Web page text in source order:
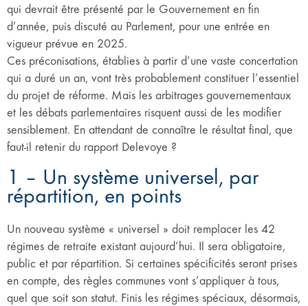
qui devrait être présenté par le Gouvernement en fin
d’année, puis discuté au Parlement, pour une entrée en
vigueur prévue en 2025.
Ces préconisations, établies à partir d’une vaste concertation
qui a duré un an, vont très probablement constituer l’essentiel
du projet de réforme. Mais les arbitrages gouvernementaux
et les débats parlementaires risquent aussi de les modifier
sensiblement. En attendant de connaître le résultat final, que
faut-il retenir du rapport Delevoye ?
1 – Un système universel, par
répartition, en points
Un nouveau système « universel » doit remplacer les 42
régimes de retraite existant aujourd’hui. Il sera obligatoire,
public et par répartition. Si certaines spécificités seront prises
en compte, des règles communes vont s’appliquer à tous,
quel que soit son statut. Finis les régimes spéciaux, désormais,